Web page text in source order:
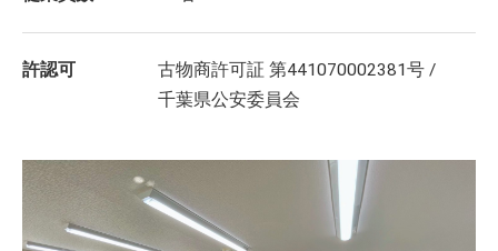
許認可
古物商許可証 第441070002381号 /
千葉県公安委員会